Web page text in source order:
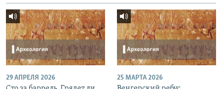
29 АПРЕЛЯ 2026 25 МАРТА 2026